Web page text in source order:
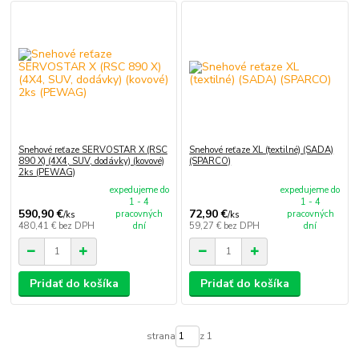
Snehové reťaze SERVOSTAR X (RSC
890 X) (4X4, SUV, dodávky) (kovové)
2ks (PEWAG)
590,90 €/ks
480,41 € bez DPH
expedujeme do
1 - 4
pracovných
dní
Pridať do košíka
Snehové reťaze XL (textilné) (SADA)
(SPARCO)
72,90 €/ks
59,27 € bez DPH
expedujeme do
1 - 4
pracovných
dní
Pridať do košíka
strana z 1